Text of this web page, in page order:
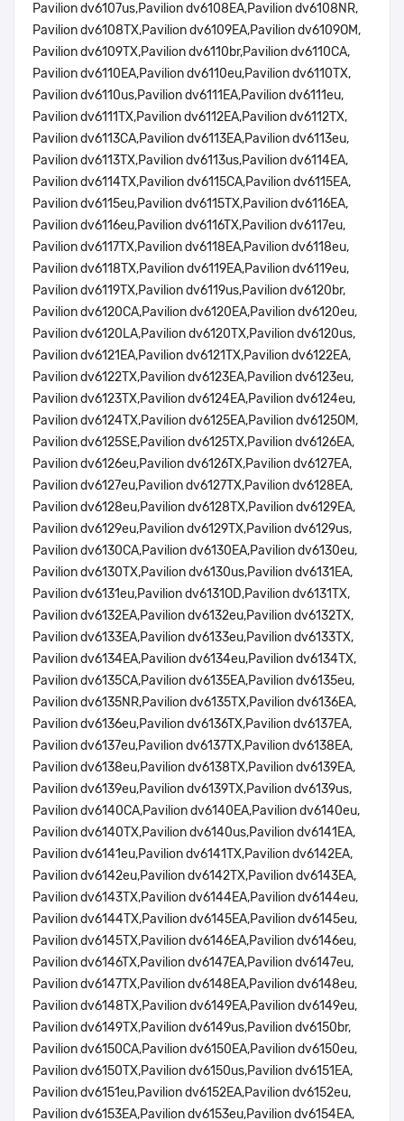
Pavilion dv6107us,Pavilion dv6108EA,Pavilion dv6108NR,
Pavilion dv6108TX,Pavilion dv6109EA,Pavilion dv6109OM,
Pavilion dv6109TX,Pavilion dv6110br,Pavilion dv6110CA,
Pavilion dv6110EA,Pavilion dv6110eu,Pavilion dv6110TX,
Pavilion dv6110us,Pavilion dv6111EA,Pavilion dv6111eu,
Pavilion dv6111TX,Pavilion dv6112EA,Pavilion dv6112TX,
Pavilion dv6113CA,Pavilion dv6113EA,Pavilion dv6113eu,
Pavilion dv6113TX,Pavilion dv6113us,Pavilion dv6114EA,
Pavilion dv6114TX,Pavilion dv6115CA,Pavilion dv6115EA,
Pavilion dv6115eu,Pavilion dv6115TX,Pavilion dv6116EA,
Pavilion dv6116eu,Pavilion dv6116TX,Pavilion dv6117eu,
Pavilion dv6117TX,Pavilion dv6118EA,Pavilion dv6118eu,
Pavilion dv6118TX,Pavilion dv6119EA,Pavilion dv6119eu,
Pavilion dv6119TX,Pavilion dv6119us,Pavilion dv6120br,
Pavilion dv6120CA,Pavilion dv6120EA,Pavilion dv6120eu,
Pavilion dv6120LA,Pavilion dv6120TX,Pavilion dv6120us,
Pavilion dv6121EA,Pavilion dv6121TX,Pavilion dv6122EA,
Pavilion dv6122TX,Pavilion dv6123EA,Pavilion dv6123eu,
Pavilion dv6123TX,Pavilion dv6124EA,Pavilion dv6124eu,
Pavilion dv6124TX,Pavilion dv6125EA,Pavilion dv6125OM,
Pavilion dv6125SE,Pavilion dv6125TX,Pavilion dv6126EA,
Pavilion dv6126eu,Pavilion dv6126TX,Pavilion dv6127EA,
Pavilion dv6127eu,Pavilion dv6127TX,Pavilion dv6128EA,
Pavilion dv6128eu,Pavilion dv6128TX,Pavilion dv6129EA,
Pavilion dv6129eu,Pavilion dv6129TX,Pavilion dv6129us,
Pavilion dv6130CA,Pavilion dv6130EA,Pavilion dv6130eu,
Pavilion dv6130TX,Pavilion dv6130us,Pavilion dv6131EA,
Pavilion dv6131eu,Pavilion dv6131OD,Pavilion dv6131TX,
Pavilion dv6132EA,Pavilion dv6132eu,Pavilion dv6132TX,
Pavilion dv6133EA,Pavilion dv6133eu,Pavilion dv6133TX,
Pavilion dv6134EA,Pavilion dv6134eu,Pavilion dv6134TX,
Pavilion dv6135CA,Pavilion dv6135EA,Pavilion dv6135eu,
Pavilion dv6135NR,Pavilion dv6135TX,Pavilion dv6136EA,
Pavilion dv6136eu,Pavilion dv6136TX,Pavilion dv6137EA,
Pavilion dv6137eu,Pavilion dv6137TX,Pavilion dv6138EA,
Pavilion dv6138eu,Pavilion dv6138TX,Pavilion dv6139EA,
Pavilion dv6139eu,Pavilion dv6139TX,Pavilion dv6139us,
Pavilion dv6140CA,Pavilion dv6140EA,Pavilion dv6140eu,
Pavilion dv6140TX,Pavilion dv6140us,Pavilion dv6141EA,
Pavilion dv6141eu,Pavilion dv6141TX,Pavilion dv6142EA,
Pavilion dv6142eu,Pavilion dv6142TX,Pavilion dv6143EA,
Pavilion dv6143TX,Pavilion dv6144EA,Pavilion dv6144eu,
Pavilion dv6144TX,Pavilion dv6145EA,Pavilion dv6145eu,
Pavilion dv6145TX,Pavilion dv6146EA,Pavilion dv6146eu,
Pavilion dv6146TX,Pavilion dv6147EA,Pavilion dv6147eu,
Pavilion dv6147TX,Pavilion dv6148EA,Pavilion dv6148eu,
Pavilion dv6148TX,Pavilion dv6149EA,Pavilion dv6149eu,
Pavilion dv6149TX,Pavilion dv6149us,Pavilion dv6150br,
Pavilion dv6150CA,Pavilion dv6150EA,Pavilion dv6150eu,
Pavilion dv6150TX,Pavilion dv6150us,Pavilion dv6151EA,
Pavilion dv6151eu,Pavilion dv6152EA,Pavilion dv6152eu,
Pavilion dv6153EA,Pavilion dv6153eu,Pavilion dv6154EA,